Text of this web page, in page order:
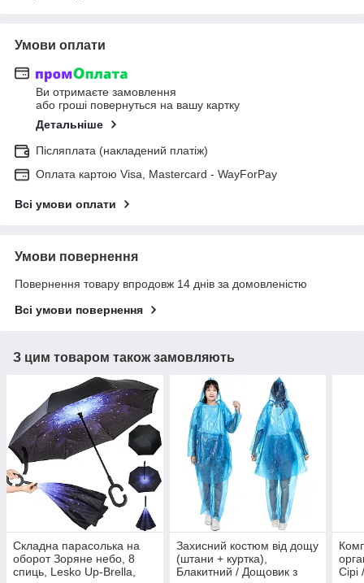
Умови оплати
Ви отримаєте замовлення
або гроші повернуться на вашу картку
Детальніше
Післяплата (накладений платіж)
Оплата картою Visa, Mastercard - WayForPay
Всі умови оплати
Умови повернення
Повернення товару впродовж 14 днів за домовленістю
Всі умови повернення
З цим товаром також замовляють
Складна парасолька на
оборот Зоряне небо, 8
спиць, Lesko Up-Brella,
Захисний костюм від дощу
(штани + куртка),
Блакитний / Дощовик з